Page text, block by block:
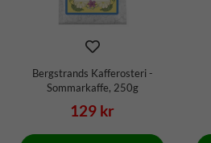
Bergstrands Kafferosteri -
Sommarkaffe, 250g
129 kr